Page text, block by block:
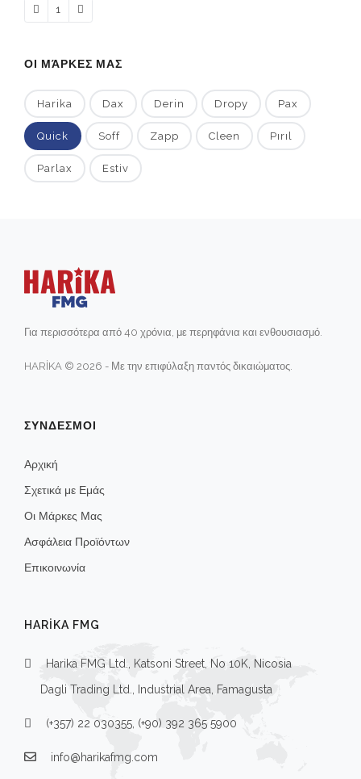
1
ΟΙ ΜΆΡΚΕΣ ΜΑΣ
Harika Dax Derin Dropy Pax
Quick Soff Zapp Cleen Pırıl
Parlax Estiv
Για περισσότερα από 40 χρόνια, με περηφάνια και ενθουσιασμό.
HARİKA © 2026 - Με την επιφύλαξη παντός δικαιώματος.
ΣΥΝΔΕΣΜΟΙ
Αρχική
Σχετικά με Εμάς
Οι Μάρκες Μας
Ασφάλεια Προϊόντων
Επικοινωνία
HARIKA FMG
Harika FMG Ltd., Katsoni Street, No 10K, Nicosia
Dagli Trading Ltd., Industrial Area, Famagusta
(+357) 22 030355, (+90) 392 365 5900
info@harikafmg.com